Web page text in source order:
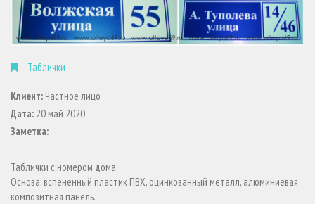
Таблички
Клиент: Частное лицо
Дата: 20 май 2020
Заметка:
Таблички с номером дома.
Основа: вспененный пластик ПВХ, оцинкованный металл, алюминиевая
композитная панель.